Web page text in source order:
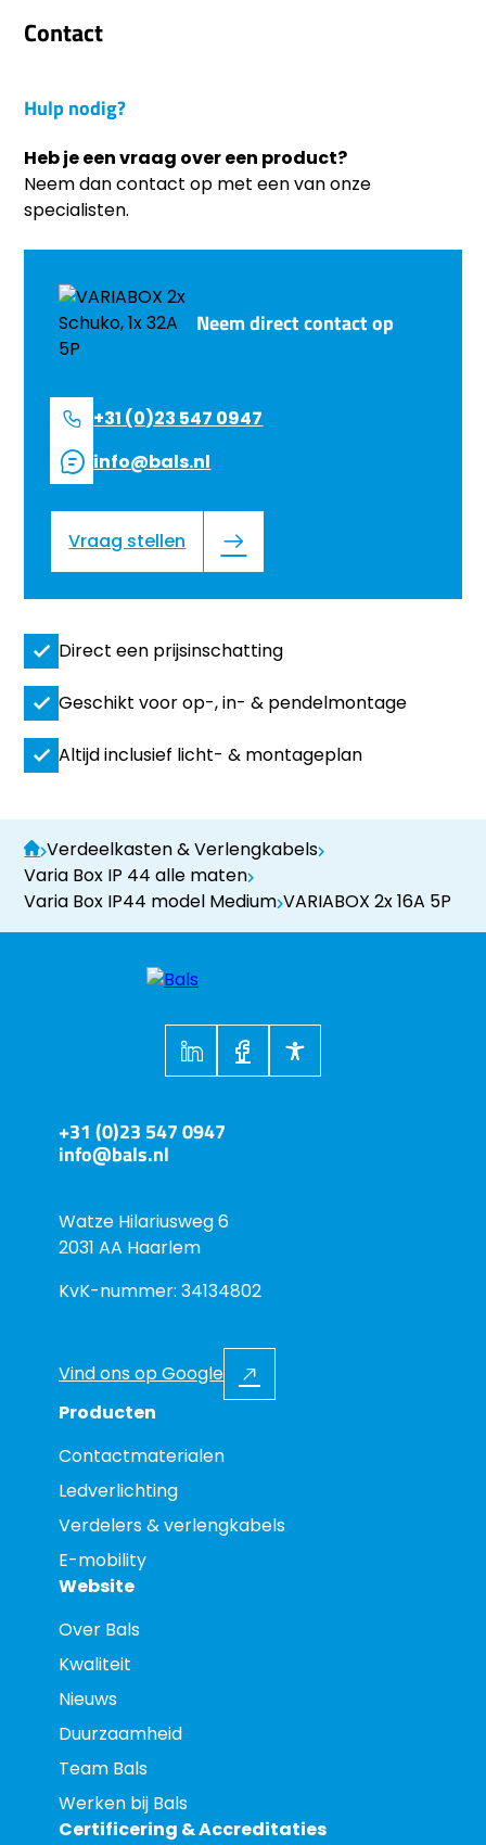
Contact
Hulp nodig?
Heb je een vraag over een product?
Neem dan contact op met een van onze
specialisten.
Neem direct contact op
+31 (0)23 547 0947
info@bals.nl
Vraag stellen
Direct een prijsinschatting
Geschikt voor op-, in- & pendelmontage
Altijd inclusief licht- & montageplan
Verdeelkasten & Verlengkabels
Varia Box IP 44 alle maten
Varia Box IP44 model Medium VARIABOX 2x 16A 5P
+31 (0)23 547 0947
info@bals.nl
Watze Hilariusweg 6
2031 AA Haarlem
KvK-nummer: 34134802
Vind ons op Google
Producten
Contactmaterialen
Ledverlichting
Verdelers & verlengkabels
E-mobility
Website
Over Bals
Kwaliteit
Nieuws
Duurzaamheid
Team Bals
Werken bij Bals
Certificering & Accreditaties